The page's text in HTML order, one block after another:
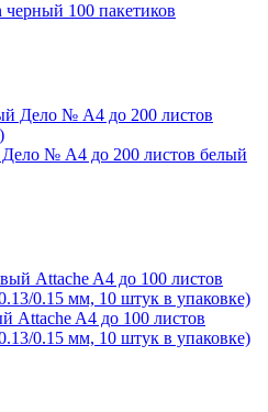
100 пакетиков
№ А4 до 200 листов белый
Attache A4 до 100 листов
0.15 мм, 10 штук в упаковке)